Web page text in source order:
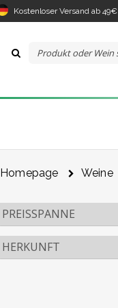
Kostenloser Versand ab 49€
Homepage Weine
PREISSPANNE
HERKUNFT